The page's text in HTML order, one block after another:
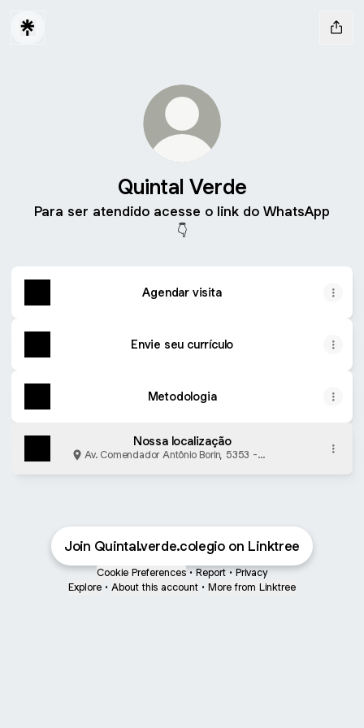
Quintal Verde
Para ser atendido acesse o link do WhatsApp
👇
Agendar visita
Envie seu currículo
Metodologia
Nossa localização
Av. Comendador Antônio Borin, 5353 -
Join Quintal.verde.colegio on Linktree
Cookie Preferences • Report • Privacy
Explore • About this account • More from Linktree